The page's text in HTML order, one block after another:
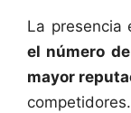
La presencia
el número
mayor